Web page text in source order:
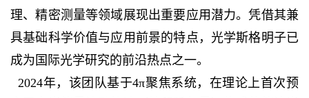
理、精密测量等领域展现出重要应用潜力。凭借其兼
具基础科学价值与应用前景的特点，光学斯格明子已
成为国际光学研究的前沿热点之一。
2024年，该团队基于4π聚焦系统，在理论上首次预